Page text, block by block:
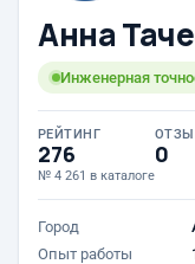
Анна
Инженерная
РЕЙТИНГ
276
№ 4 261 в каталоге
0
Город
Опыт работы